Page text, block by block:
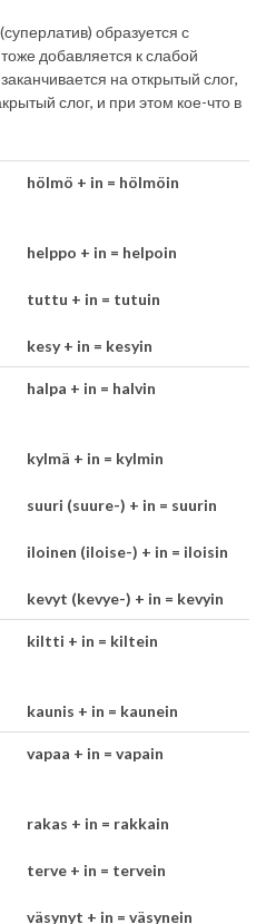
образуется с
добавляется к слабой
на открытый слог,
слог, и при этом кое-что в
hölmö + in = hölmöin
helppo + in = helpoin
tuttu + in = tutuin
kesy + in = kesyin
halpa + in = halvin
kylmä + in = kylmin
suuri (suure-) + in = suurin
iloinen (iloise-) + in = iloisin
kevyt (kevye-) + in = kevyin
kiltti + in = kiltein
kaunis + in = kaunein
vapaa + in = vapain
rakas + in = rakkain
terve + in = tervein
väsynyt + in = väsynein